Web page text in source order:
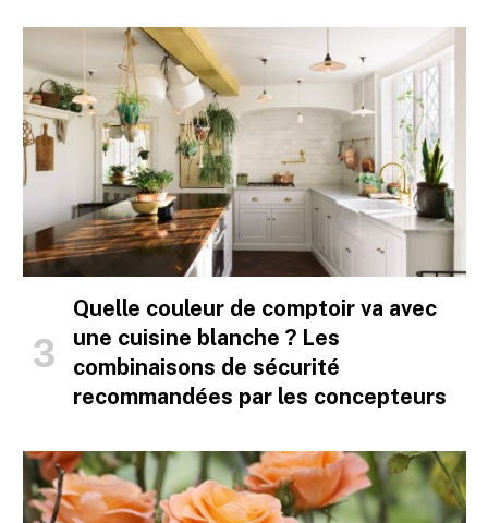
Quelle couleur de comptoir va avec
une cuisine blanche ? Les
combinaisons de sécurité
recommandées par les concepteurs